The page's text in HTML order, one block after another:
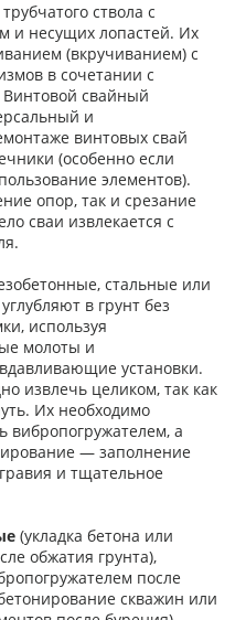
ствола с
и несущих лопастей. Их
(вкручиванием) с
в сочетании с
свайный
и
винтовых свай
(особенно если
элементов).
опор, так и срезание
сваи извлекается с
стальные или
в грунт без
используя
молоты и
установки.
извлечь целиком, так как
Их необходимо
вибропогружателем, а
— заполнение
и тщательное
(укладка бетона или
обжатия грунта),
после
скважин или